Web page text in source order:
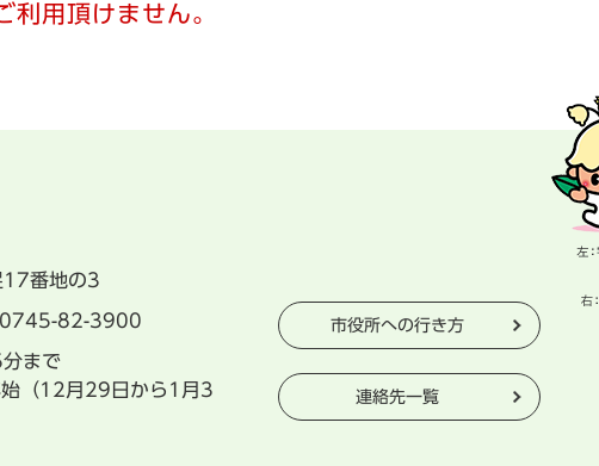
用頂けません。
番地の3
82-3900
まで
（12月29日から1月3
市役所への行き方
連絡先一覧